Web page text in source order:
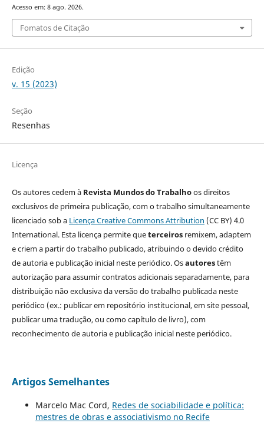
Acesso em: 8 ago. 2026.
Fomatos de Citação
Edição
v. 15 (2023)
Seção
Resenhas
Licença
Os autores cedem à Revista Mundos do Trabalhoos direitos
exclusivos de primeira publicação, com o trabalho simultaneamente
licenciado sob a Licença Creative Commons Attribution (CC BY) 4.0
International. Esta licença permite queterceirosremixem, adaptem
e criem a partir do trabalho publicado, atribuindo o devido crédito
de autoria e publicação inicial neste periódico. Osautorestêm
autorização para assumir contratos adicionais separadamente, para
distribuição não exclusiva da versão do trabalho publicada neste
periódico (ex.: publicar em repositório institucional, em site pessoal,
publicar uma tradução, ou como capítulo de livro), com
reconhecimento de autoria e publicação inicial neste periódico.
Artigos Semelhantes
Marcelo Mac Cord, Redes de sociabilidade e política:
mestres de obras e associativismo no Recife